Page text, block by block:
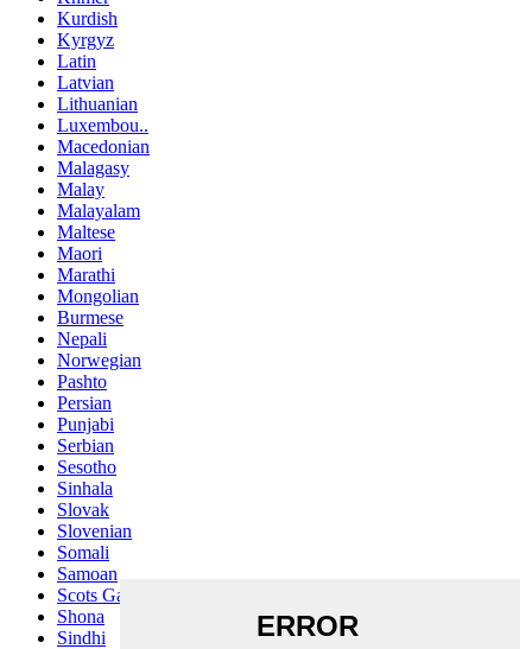
Kurdish
Kyrgyz
Latin
Latvian
Lithuanian
Luxembou..
Macedonian
Malagasy
Malay
Malayalam
Maltese
Maori
Marathi
Mongolian
Burmese
Nepali
Norwegian
Pashto
Persian
Punjabi
Serbian
Sesotho
Sinhala
Slovak
Slovenian
Somali
Samoan
Scots Gaelic
Shona
Sindhi